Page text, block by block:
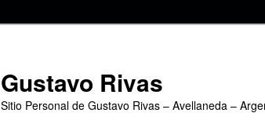
Gustavo Rivas
Sitio Personal de Gustavo Rivas – Avellaneda –